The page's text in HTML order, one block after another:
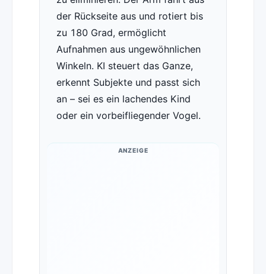
der Rückseite aus und rotiert bis
zu 180 Grad, ermöglicht
Aufnahmen aus ungewöhnlichen
Winkeln. KI steuert das Ganze,
erkennt Subjekte und passt sich
an – sei es ein lachendes Kind
oder ein vorbeifliegender Vogel.
ANZEIGE